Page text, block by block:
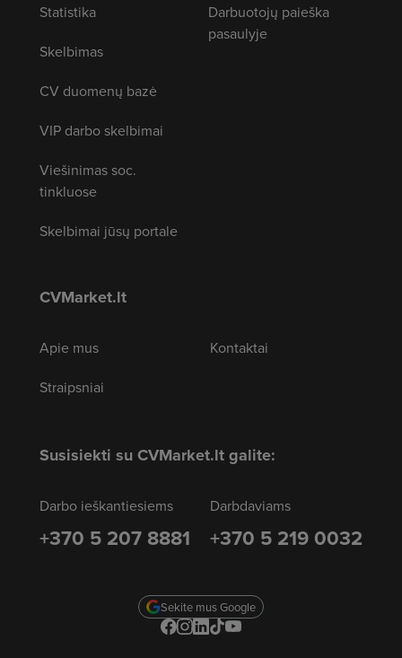
Statistika
Skelbimas
CV duomenų bazė
VIP darbo skelbimai
Viešinimas soc.
tinkluose
Skelbimai jūsų portale
Darbuotojų paieška
pasaulyje
CVMarket.lt
Apie mus
Straipsniai
Kontaktai
Susisiekti su CVMarket.lt galite:
Darbo ieškantiesiems
+370 5 207 8881
Darbdaviams
+370 5 219 0032
Sekite mus Google